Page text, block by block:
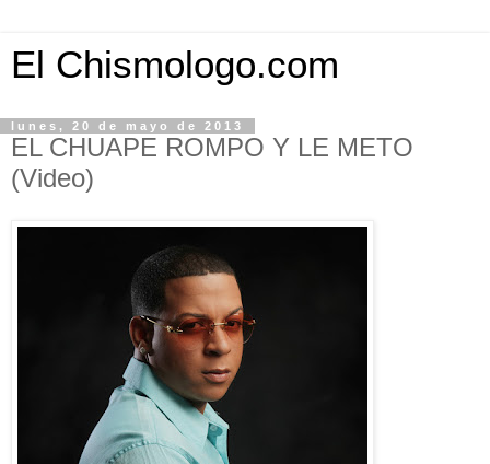
El Chismologo.com
lunes, 20 de mayo de 2013
EL CHUAPE ROMPO Y LE METO
(Video)